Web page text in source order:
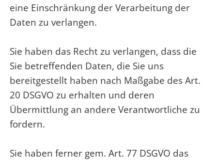
eine Einschränkung der Verarbeitung der
Daten zu verlangen.
Sie haben das Recht zu verlangen, dass die
Sie betreffenden Daten, die Sie uns
bereitgestellt haben nach Maßgabe des Art.
20 DSGVO zu erhalten und deren
Übermittlung an andere Verantwortliche zu
fordern.
Sie haben ferner gem. Art. 77 DSGVO das